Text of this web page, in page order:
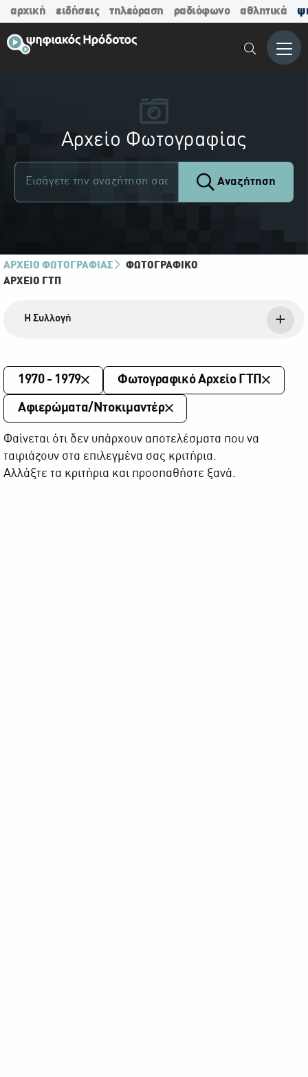
αρχική ειδήσεις τηλεόραση ραδιόφωνο αθλητικά
Μενού
Αρχείο Φωτογραφίας
Αναζήτηση
ΑΡΧΕΙΟ ΦΩΤΟΓΡΑΦΙΑΣ
ΦΩΤΟΓΡΑΦΙΚΌ
ΑΡΧΕΊΟ ΓΤΠ
Η Συλλογή
1970 - 1979 Φωτογραφικό Αρχείο ΓΤΠ
Αφιερώματα/Ντοκιμαντέρ
Φαίνεται ότι δεν υπάρχουν αποτελέσματα που να
ταιριάζουν στα επιλεγμένα σας κριτήρια.
Αλλάξτε τα κριτήρια και προσπαθήστε ξανά.